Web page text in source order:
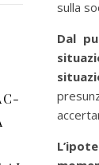
sulla
Dal